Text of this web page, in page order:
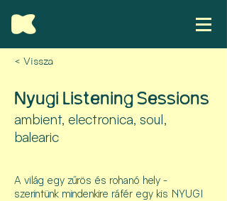
< Vissza
Nyugi Listening Sessions
ambient, electronica, soul,
balearic
A világ egy zűrös és rohanó hely -
szerintünk mindenkire ráfér egy kis NYUGI